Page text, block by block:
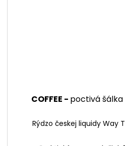
COFFEE - poctivá šálka
Rýdzo českej liquidy Way